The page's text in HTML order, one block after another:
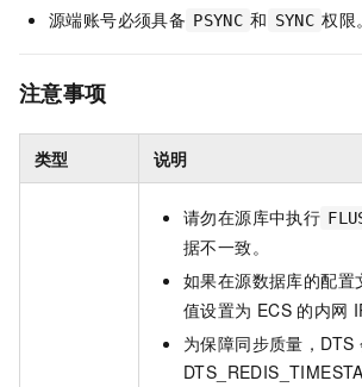
源端账号必须具备 PSYNC 和 SYNC 权限。
注意事项
类型 说明
请勿在源库中执行
据不一致。
如果在源数据库的配置
值设置为 ECS 的内网
为保障同步质量，DTS